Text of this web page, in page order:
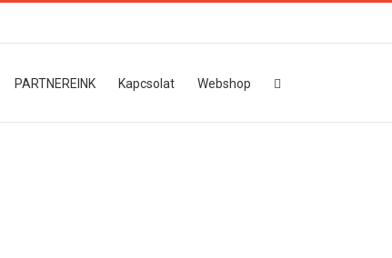
PARTNEREINK Kapcsolat Webshop